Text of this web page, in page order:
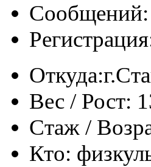
Сообщений:
Откуда:
Вес / Рост:
Стаж /
Кто: